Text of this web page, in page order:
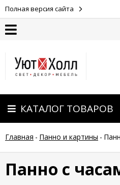
Полная версия сайта
Оплата
Доставка
Гарантия
возврат
КАТАЛОГ ТОВАРОВ
Главная - Панно и картины -
Панно с